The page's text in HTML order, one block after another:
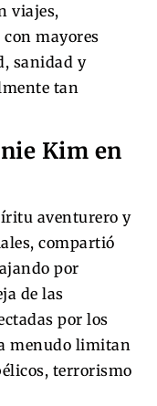
viajes,
mayores
sanidad y
tan
Kim en
aventurero y
compartió
por
de las
por los
menudo limitan
terrorismo